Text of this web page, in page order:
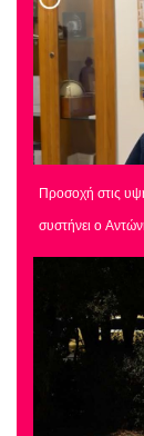
Προσοχή στις
συστήνει ο